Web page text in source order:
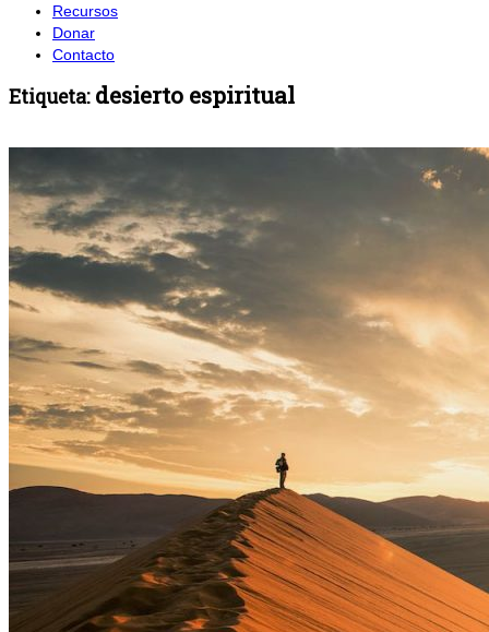
Recursos
Donar
Contacto
Etiqueta:desierto espiritual